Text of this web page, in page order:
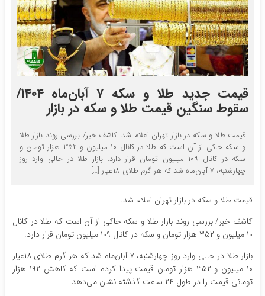
قیمت جدید طلا و سکه ۷ آبان‌ماه ۱۴۰۴/
سقوط سنگین قیمت طلا و سکه در بازار
قیمت طلا و سکه در بازار تهران اعلام شد. کاشف خبر/ بررسی روند بازار طلا
و سکه حاکی از آن است که طلا در کانال ۱۰ میلیون و ۳۵۲ هزار تومان و
سکه در کانال ۱۰۹ میلیون تومان قرار دارد. بازار طلا در حالی وارد روز
چهارشنبه، ۷ آبان‌ماه شد که هر گرم طلای ۱۸عیار […]
قیمت طلا و سکه در بازار تهران اعلام شد.
کاشف خبر/ بررسی روند بازار طلا و سکه حاکی از آن است که طلا در کانال
۱۰ میلیون و ۳۵۲ هزار تومان و سکه در کانال ۱۰۹ میلیون تومان قرار دارد.
بازار طلا در حالی وارد روز چهارشنبه، ۷ آبان‌ماه شد که هر گرم طلای ۱۸عیار
۱۰ میلیون و ۳۵۲ هزار تومان قیمت پیدا کرده است که کاهش ۱۹۲ هزار
تومانی قیمت را در طول ۲۴ ساعت گذشته نشان می‌دهد.